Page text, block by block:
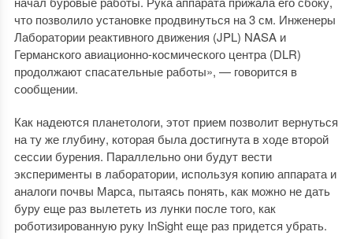
что позволило установке продвинуться на 3 см. Инженеры
Лаборатории реактивного движения (JPL) NASA и
Германского авиационно-космического центра (DLR)
продолжают спасательные работы», — говорится в
сообщении.
Как надеются планетологи, этот прием позволит вернуться
на ту же глубину, которая была достигнута в ходе второй
сессии бурения. Параллельно они будут вести
эксперименты в лаборатории, используя копию аппарата и
аналоги почвы Марса, пытаясь понять, как можно не дать
буру еще раз вылететь из лунки после того, как
роботизированную руку InSight еще раз придется убрать.